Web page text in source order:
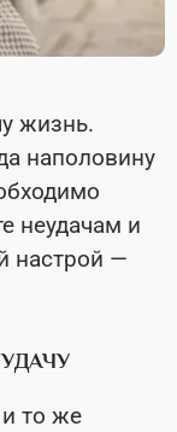
жизнь.
наполовину
неудачам и
настрой —
то же